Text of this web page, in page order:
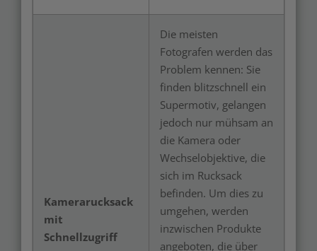
Kamerarucksack
mit
Schnellzugriff
Die meisten
Fotografen werden das
Problem kennen: Sie
finden blitzschnell ein
Supermotiv, gelangen
jedoch nur mühsam an
die Kamera oder
Wechselobjektive, die
sich im Rucksack
befinden. Um dies zu
umgehen, werden
inzwischen Produkte
angeboten, die über